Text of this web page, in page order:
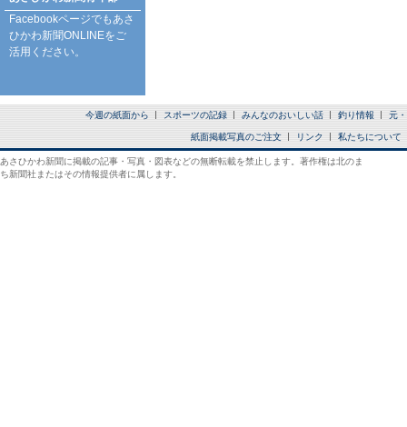
Facebookページでもあさ
ひかわ新聞ONLINEをご
活用ください。
今週の紙面から スポーツの記録 みんなのおいしい話 釣り情報 元
紙面掲載写真のご注文 リンク 私たちについて
あさひかわ新聞に掲載の記事・写真・図表などの無断転載を禁止します。著作権は北のま
ち新聞社またはその情報提供者に属します。